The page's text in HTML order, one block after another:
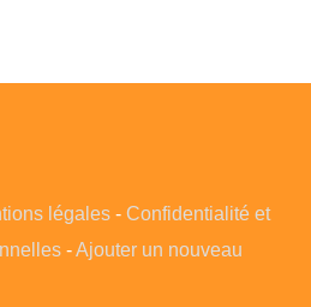
légales- Confidentialité et
- Ajouter un nouveau